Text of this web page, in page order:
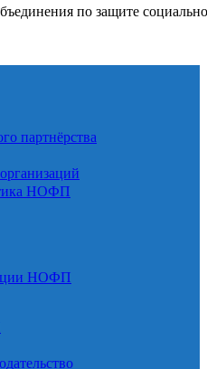
по защите
партнёрства
НОФП
НОФП